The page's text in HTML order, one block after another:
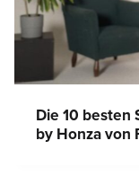
Die 10 besten
by Honza von